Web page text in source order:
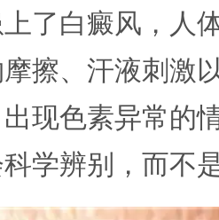
了白癜风，人
擦、汗液刺激
现色素异常的
学辨别，而不